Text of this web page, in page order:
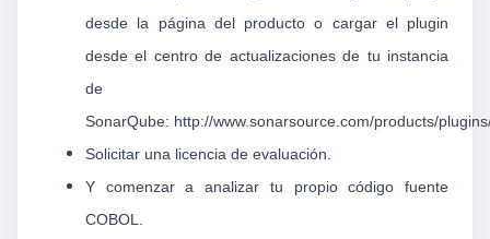
desde la página del producto o cargar el plugin
desde el centro de actualizaciones de tu instancia
de
SonarQube: http://www.sonarsource.com/products/
Solicitar una licencia de evaluación.
Y comenzar a analizar tu propio código fuente
COBOL.